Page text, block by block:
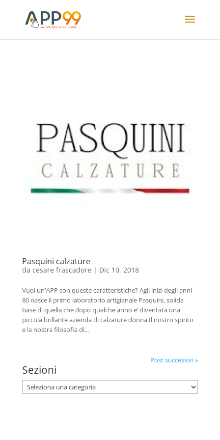
Pasquini calzature
da cesare frascadore | Dic 10, 2018
Vuoi un'APP con queste caratteristiche? Agli inizi degli anni
80 nasce il primo laboratorio artigianale Pasquini, solida
base di quella che dopo qualche anno e’ diventata una
piccola brillante azienda di calzature donna.Il nostro spirito
e la nostra filosofia di...
Post successivi »
Sezioni